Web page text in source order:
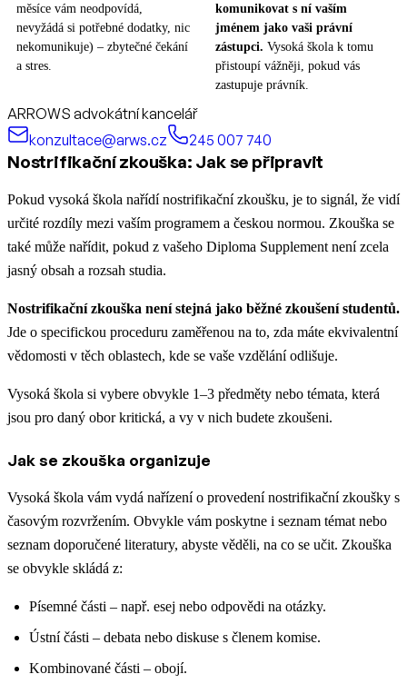
měsíce vám neodpovídá,
nevyžádá si potřebné dodatky, nic
nekomunikuje) – zbytečné čekání
a stres.
komunikovat s ní vaším
jménem jako vaši právní
zástupci. Vysoká škola k tomu
přistoupí vážněji, pokud vás
zastupuje právník.
ARROWS advokátní kancelář
konzultace@arws.cz
245 007 740
Nostrifikační zkouška: Jak se připravit
Pokud vysoká škola nařídí nostrifikační zkoušku, je to signál, že vidí
určité rozdíly mezi vaším programem a českou normou. Zkouška se
také může nařídit, pokud z vašeho Diploma Supplement není zcela
jasný obsah a rozsah studia.
Nostrifikační zkouška není stejná jako běžné zkoušení studentů.
Jde o specifickou proceduru zaměřenou na to, zda máte ekvivalentní
vědomosti v těch oblastech, kde se vaše vzdělání odlišuje.
Vysoká škola si vybere obvykle 1–3 předměty nebo témata, která
jsou pro daný obor kritická, a vy v nich budete zkoušeni.
Jak se zkouška organizuje
Vysoká škola vám vydá nařízení o provedení nostrifikační zkoušky s
časovým rozvržením. Obvykle vám poskytne i seznam témat nebo
seznam doporučené literatury, abyste věděli, na co se učit. Zkouška
se obvykle skládá z:
Písemné části – např. esej nebo odpovědi na otázky.
Ústní části – debata nebo diskuse s členem komise.
Kombinované části – obojí.